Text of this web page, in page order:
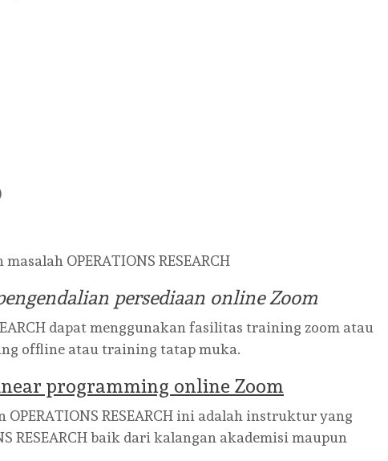
OPERATIONS RESEARCH
persediaan online Zoom
dapat menggunakan fasilitas training zoom atau
offline atau training tatap muka.
programming online Zoom
RESEARCH ini adalah instruktur yang
RESEARCH baik dari kalangan akademisi maupun